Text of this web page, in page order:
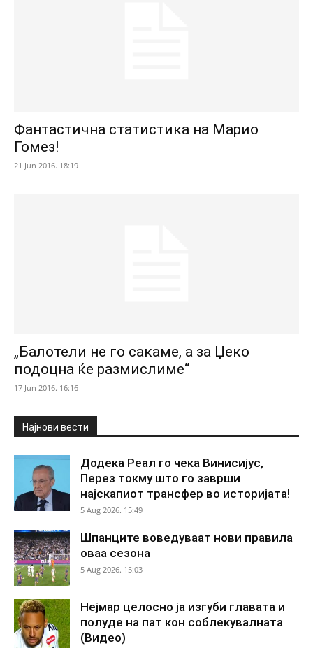
Фантастична статистика на Марио
Гомез!
21 Jun 2016. 18:19
„Балотели не го сакаме, а за Џеко
подоцна ќе размислиме“
17 Jun 2016. 16:16
Најнови вести
Додека Реал го чека Винисијус,
Перез токму што го заврши
најскапиот трансфер во историјата!
5 Aug 2026. 15:49
Шпанците воведуваат нови правила
оваа сезона
5 Aug 2026. 15:03
Нејмар целосно ја изгуби главата и
полуде на пат кон соблекувалната
(Видео)